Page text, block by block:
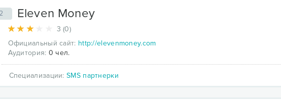
Eleven Money
3 (0)
Официальный сайт: http://elevenmoney.com
Аудитория: 0 чел.
Специализации:SMS партнерки